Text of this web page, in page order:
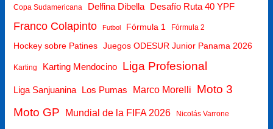
Copa Sudamericana Delfina Dibella Desafío Ruta 40 YPF
Franco Colapinto Futbol Fórmula 1 Fórmula 2
Hockey sobre Patines Juegos ODESUR Junior Panama 2026
Karting Karting Mendocino Liga Profesional
Liga Sanjuanina Los Pumas Marco Morelli
Moto 3
Moto GP
Mundial de la FIFA 2026 Nicolás Varrone